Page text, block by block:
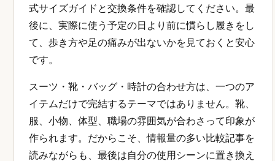
式サイズガイドと交換条件を確認してください。最
後に、実際に使う予定の日より前に慣らし履きをし
て、歩き方や足の痛みが出ないかを見ておくと安心
です。
スーツ・靴・バッグ・時計の合わせ方は、一つのア
イテムだけで完結するテーマではありません。靴、
服、小物、体型、職場の雰囲気が合わさって印象が
作られます。だからこそ、情報量の多い比較記事を
読みながらも、最後は自分の使用シーンに置き換え